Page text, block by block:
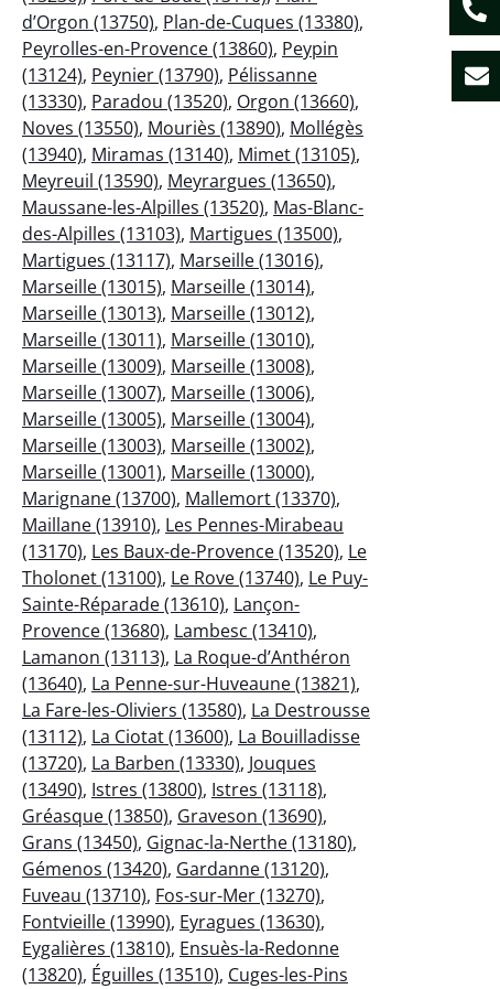
d’Orgon (13750), Plan-de-Cuques (13380),
Peyrolles-en-Provence (13860), Peypin
(13124), Peynier (13790), Pélissanne
(13330), Paradou (13520), Orgon (13660),
Noves (13550), Mouriès (13890), Mollégès
(13940), Miramas (13140), Mimet (13105),
Meyreuil (13590), Meyrargues (13650),
Maussane-les-Alpilles (13520), Mas-Blanc-
des-Alpilles (13103), Martigues (13500),
Martigues (13117), Marseille (13016),
Marseille (13015), Marseille (13014),
Marseille (13013), Marseille (13012),
Marseille (13011), Marseille (13010),
Marseille (13009), Marseille (13008),
Marseille (13007), Marseille (13006),
Marseille (13005), Marseille (13004),
Marseille (13003), Marseille (13002),
Marseille (13001), Marseille (13000),
Marignane (13700), Mallemort (13370),
Maillane (13910), Les Pennes-Mirabeau
(13170), Les Baux-de-Provence (13520), Le
Tholonet (13100), Le Rove (13740), Le Puy-
Sainte-Réparade (13610), Lançon-
Provence (13680), Lambesc (13410),
Lamanon (13113), La Roque-d’Anthéron
(13640), La Penne-sur-Huveaune (13821),
La Fare-les-Oliviers (13580), La Destrousse
(13112), La Ciotat (13600), La Bouilladisse
(13720), La Barben (13330), Jouques
(13490), Istres (13800), Istres (13118),
Gréasque (13850), Graveson (13690),
Grans (13450), Gignac-la-Nerthe (13180),
Gémenos (13420), Gardanne (13120),
Fuveau (13710), Fos-sur-Mer (13270),
Fontvieille (13990), Eyragues (13630),
Eygalières (13810), Ensuès-la-Redonne
(13820), Éguilles (13510), Cuges-les-Pins